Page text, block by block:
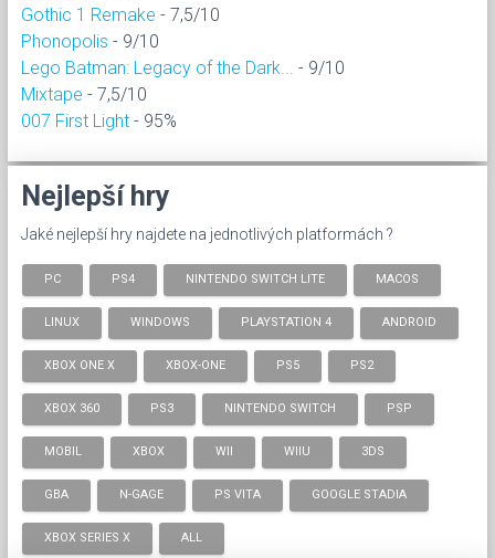
Gothic 1 Remake - 7,5/10
Phonopolis - 9/10
Lego Batman: Legacy of the Dark...
- 9/10
Mixtape - 7,5/10
007 First Light - 95%
Nejlepší hry
Jaké nejlepší hry najdete na jednotlivých platformách ?
PC PS4 NINTENDO SWITCH LITE MACOS
LINUX WINDOWS PLAYSTATION 4 ANDROID
XBOX ONE X XBOX-ONE PS5 PS2
XBOX 360 PS3 NINTENDO SWITCH PSP
MOBIL XBOX WII WIIU 3DS
GBA N-GAGE PS VITA GOOGLE STADIA
XBOX SERIES X ALL